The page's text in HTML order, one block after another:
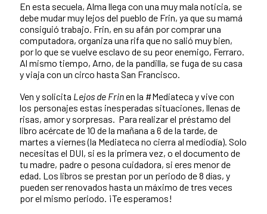
En esta secuela, Alma llega con una muy mala noticia, se
debe mudar muy lejos del pueblo de Frin, ya que su mamá
consiguió trabajo. Frin, en su afán por comprar una
computadora, organiza una rifa que no salió muy bien,
por lo que se vuelve esclavo de su peor enemigo, Ferraro.
Al mismo tiempo, Arno, de la pandilla, se fuga de su casa
y viaja con un circo hasta San Francisco.
Ven y solicita Lejos de Frinen la #Mediateca y vive con
los personajes estas inesperadas situaciones, llenas de
risas, amor y sorpresas. Para realizar el préstamo del
libro acércate de 10 de la mañana a 6 de la tarde, de
martes a viernes (la Mediateca no cierra al mediodía). Solo
necesitas el DUI, si es la primera vez, o el documento de
tu madre, padre o pesona cuidadora, si eres menor de
edad. Los libros se prestan por un periodo de 8 días, y
pueden ser renovados hasta un máximo de tres veces
por el mismo periodo. ¡Te esperamos!